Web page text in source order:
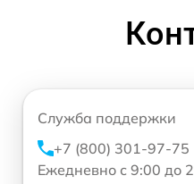
Служба поддержки
+7 (800) 301-97-75
Ежедневно с 9:00 до